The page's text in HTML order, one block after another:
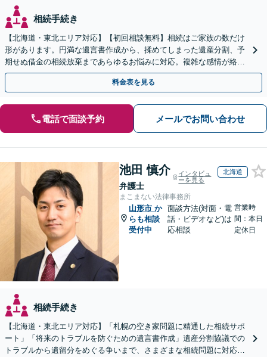
相続手続き
【北海道・東北エリア対応】【初回相談無料】相続はご家族の数だけ
形があります。円満な遺言書作成から、揉めてしまった遺産分割、予
期せぬ借金の相続放棄まであらゆるお悩みに対応。複雑な感情が絡む
相続トラブルもまずはご相談ください。WEB面談可。
料金表を見る
電話で面談予約 メールでお問い合わせ
池田 慎介
弁護士
インタビュ
ーを見る
北海道
まこまない法律事務所
山形市 か
らも相談
受付中
面談方法(対面・電
話・ビデオなど)は
応相談
営業時
間：本日
定休日
相続手続き
【北海道・東北エリア対応】「札幌の空き家問題に精通した相続サポ
ート」「将来のトラブルを防ぐための遺言書作成」遺産分割協議での
トラブルから遺留分をめぐる争いまで、さまざまな相続問題に対応し